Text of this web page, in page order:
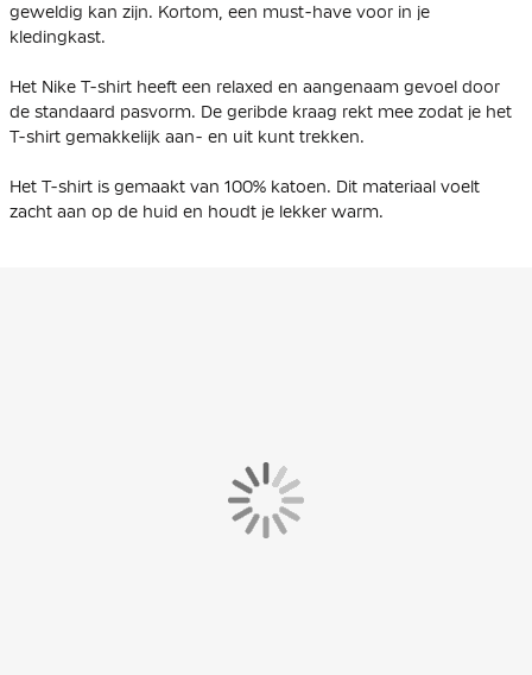
geweldig kan zijn. Kortom, een must-have voor in je
kledingkast.
Het Nike T-shirt heeft een relaxed en aangenaam gevoel door
de standaard pasvorm. De geribde kraag rekt mee zodat je het
T-shirt gemakkelijk aan- en uit kunt trekken.
Het T-shirt is gemaakt van 100% katoen. Dit materiaal voelt
zacht aan op de huid en houdt je lekker warm.